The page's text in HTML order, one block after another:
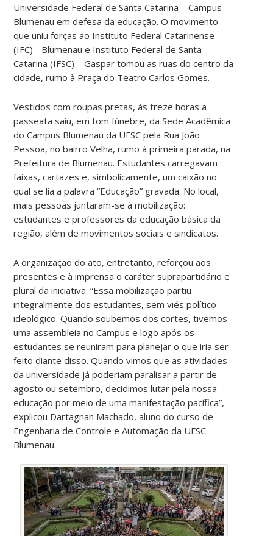
Universidade Federal de Santa Catarina – Campus
Blumenau em defesa da educação. O movimento
que uniu forças ao Instituto Federal Catarinense
(IFC) - Blumenau e Instituto Federal de Santa
Catarina (IFSC) – Gaspar tomou as ruas do centro da
cidade, rumo à Praça do Teatro Carlos Gomes.
Vestidos com roupas pretas, às treze horas a
passeata saiu, em tom fúnebre, da Sede Acadêmica
do Campus Blumenau da UFSC pela Rua João
Pessoa, no bairro Velha, rumo à primeira parada, na
Prefeitura de Blumenau. Estudantes carregavam
faixas, cartazes e, simbolicamente, um caixão no
qual se lia a palavra “Educação” gravada. No local,
mais pessoas juntaram-se à mobilização:
estudantes e professores da educação básica da
região, além de movimentos sociais e sindicatos.
A organização do ato, entretanto, reforçou aos
presentes e à imprensa o caráter suprapartidário e
plural da iniciativa. “Essa mobilização partiu
integralmente dos estudantes, sem viés político
ideológico. Quando soubemos dos cortes, tivemos
uma assembleia no Campus e logo após os
estudantes se reuniram para planejar o que iria ser
feito diante disso. Quando vimos que as atividades
da universidade já poderiam paralisar a partir de
agosto ou setembro, decidimos lutar pela nossa
educação por meio de uma manifestação pacífica”,
explicou Dartagnan Machado, aluno do curso de
Engenharia de Controle e Automação da UFSC
Blumenau.